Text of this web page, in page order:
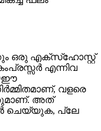
ഒരു എക്‌സ്‌ഹോസ്റ്റ്
എന്നിവ
ഈ
വളരെ
അത്
ചെയ്യുക, പ്ലേ